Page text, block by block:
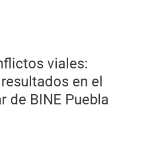
viales:
en el
de BINE Puebla